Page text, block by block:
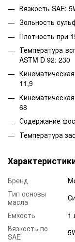
Вязкость SAE:
Зольность
Плотность при
Температура
ASTM D 92: 230
11,9
68
Содержание
Температура
Бренд
Тип основы
масла
Емкость
1
Вязкость по
SAE